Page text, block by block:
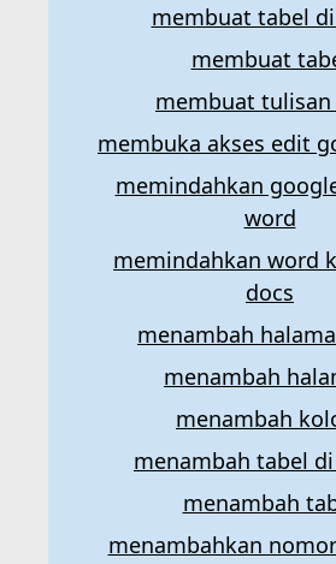
membuat tabel
membuat
membuat tulisan
membuka akses edit
memindahkan
word
memindahkan word
docs
menambah
menambah
menambah
menambah tabel
menambah
menambahkan